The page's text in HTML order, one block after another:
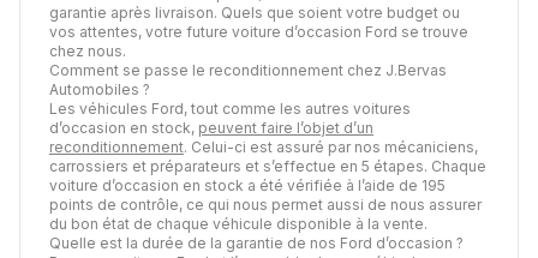
garantie après livraison. Quels que soient votre budget ou
vos attentes, votre future voiture d’occasion Ford se trouve
chez nous.
Comment se passe le reconditionnement chez J.Bervas
Automobiles ?
Les véhicules Ford, tout comme les autres voitures
d’occasion en stock, peuvent faire l’objet d’un
reconditionnement. Celui-ci est assuré par nos mécaniciens,
carrossiers et préparateurs et s’effectue en 5 étapes. Chaque
voiture d’occasion en stock a été vérifiée à l’aide de 195
points de contrôle, ce qui nous permet aussi de nous assurer
du bon état de chaque véhicule disponible à la vente.
Quelle est la durée de la garantie de nos Ford d’occasion ?